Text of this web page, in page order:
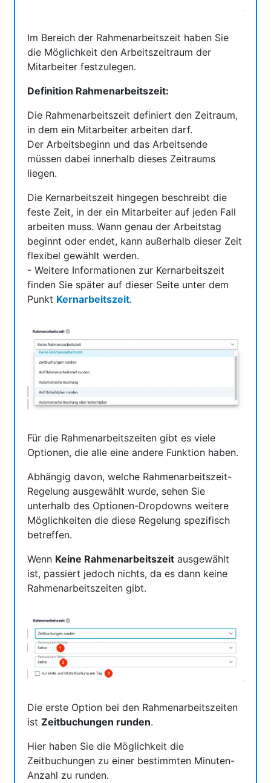
Im Bereich der Rahmenarbeitszeit haben Sie
die Möglichkeit den Arbeitszeitraum der
Mitarbeiter festzulegen.
Definition Rahmenarbeitszeit:
Die Rahmenarbeitszeit definiert den Zeitraum,
in dem ein Mitarbeiter arbeiten darf.
Der Arbeitsbeginn und das Arbeitsende
müssen dabei innerhalb dieses Zeitraums
liegen.
Die Kernarbeitszeit hingegen beschreibt die
feste Zeit, in der ein Mitarbeiter auf jeden Fall
arbeiten muss. Wann genau der Arbeitstag
beginnt oder endet, kann außerhalb dieser Zeit
flexibel gewählt werden.
- Weitere Informationen zur Kernarbeitszeit
finden Sie später auf dieser Seite unter dem
Punkt Kernarbeitszeit.
Für die Rahmenarbeitszeiten gibt es viele
Optionen, die alle eine andere Funktion haben.
Abhängig davon, welche Rahmenarbeitszeit-
Regelung ausgewählt wurde, sehen Sie
unterhalb des Optionen-Dropdowns weitere
Möglichkeiten die diese Regelung spezifisch
betreffen.
Wenn Keine Rahmenarbeitszeit ausgewählt
ist, passiert jedoch nichts, da es dann keine
Rahmenarbeitszeiten gibt.
Die erste Option bei den Rahmenarbeitszeiten
ist Zeitbuchungen runden.
Hier haben Sie die Möglichkeit die
Zeitbuchungen zu einer bestimmten Minuten-
Anzahl zu runden.